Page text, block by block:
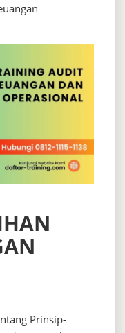
Prinsip-